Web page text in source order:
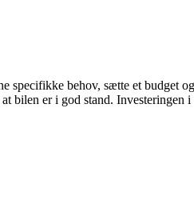
specifikke behov, sætte et budget
bilen er i god stand. Investeringen